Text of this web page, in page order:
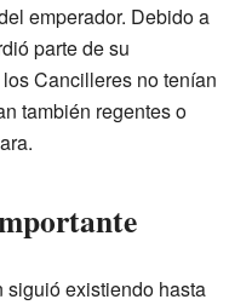
emperador. Debido a
parte de su
los Cancilleres no tenían
también regentes o
existiendo hasta